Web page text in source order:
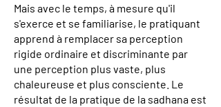
Mais avec le temps, à mesure qu'il
s'exerce et se familiarise, le pratiquant
apprend à remplacer sa perception
rigide ordinaire et discriminante par
une perception plus vaste, plus
chaleureuse et plus consciente. Le
résultat de la pratique de la sadhana est